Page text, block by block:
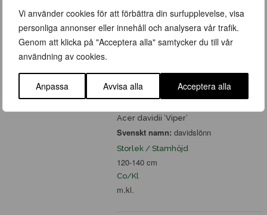
Vi använder cookies för att förbättra din surfupplevelse, visa
personliga annonser eller innehåll och analysera vår trafik.
Genom att klicka på "Acceptera alla" samtycker du till vår
användning av cookies.
Anpassa Avvisa alla Acceptera alla
Svenskt namn:davidslönn
Storlek / Stamhöjd
100-125 cm
c 10
Acer davidii ’Viper’
Svenskt namn: davidslönn
Storlek / Stamhöjd
120-140 cm
Co/Kl
m.kl.